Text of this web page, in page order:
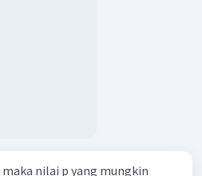
nilai p yang mungkin